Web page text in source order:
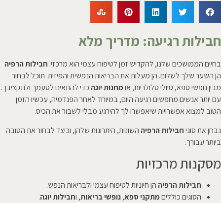
חבילות רגיעה: מדריך מלא
בחיים הממושכים שלנו, להקדיש זמן לטיפוח עצמי הוא מרכזי. חבילות הרפיה
הן השער שלך לשלום. הן מעלות את הבריאות הנפשית והפיזית. תוכל לבחור
מבין נופשי ספא, טיולי סלולריות, אומחנות יוגה כדי להתאים לטעמך ולתקציבך.
עם יותר אנשים מחפשים רגיעה היום, במיוחד לאחר הפנדמיה, עכשיו הזמן
הטוב למצוא אפשרויות שיאפשרו לך להירגע מבלי לשבור את הכיס.
נבחן את סוגיחבילות הרפיה השונות, היתרונות שלהן, וכיצד לבחור את הטובה
ביותר עבורך.
מסקנות מרכזיות
חבילות הרפיה הן חיוניות לטיפוח עצמי ולבריאות הנפש.
הסוגים כולליםמתקני ספא,נופשי בריאות, וחבילות יוגה.